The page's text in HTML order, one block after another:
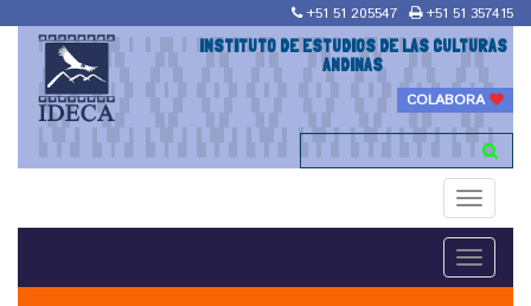
+51 51 205547 +51 51 357415
INSTITUTO DE ESTUDIOS DE LAS CULTURAS
ANDINAS
COLABORA
Toggle
Toggle